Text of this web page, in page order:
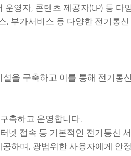
운영자, 콘텐츠 제공자(CP) 등
, 부가서비스 등 다양한 전기통
을 구축하고 이를 통해 전기통
축하고 운영합니다.
넷 접속 등 기본적인 전기통신
하며, 광범위한 사용자에게 안